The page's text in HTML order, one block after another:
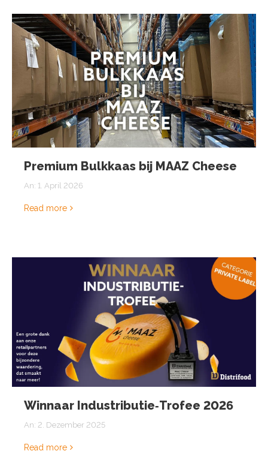
Premium Bulkkaas bij MAAZ Cheese
An: 1. April 2026
Read more
Winnaar Industributie‑Trofee 2026
An: 2. Dezember 2025
Read more